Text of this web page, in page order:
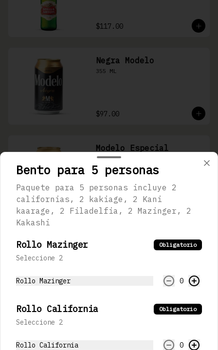
$117.00
Negra Modelo
355 ML
$97.00
Modelo Especial
355 mL
$97.00
Bento para 5 personas
Paquete para 5 personas incluye 2
californias, 2 kakiage, 2 Kani
kaarage, 2 Filadelfia, 2 Mazinger, 2
Kakashi
Rollo Mazinger Obligatorio
Seleccione 2
Rollo Mazinger 0
Rollo California Obligatorio
Seleccione 2
Rollo California 0